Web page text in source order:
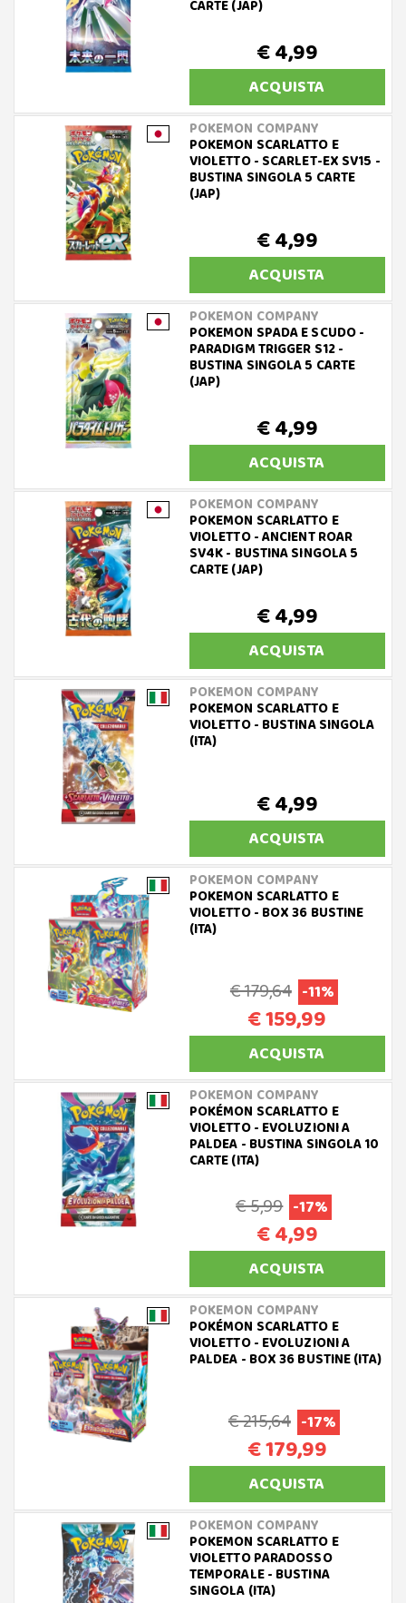
CARTE (JAP)
€ 4,99
ACQUISTA
POKEMON COMPANY
POKEMON SCARLATTO E
VIOLETTO - SCARLET-EX SV15 -
BUSTINA SINGOLA 5 CARTE
(JAP)
€ 4,99
ACQUISTA
POKEMON COMPANY
POKEMON SPADA E SCUDO -
PARADIGM TRIGGER S12 -
BUSTINA SINGOLA 5 CARTE
(JAP)
€ 4,99
ACQUISTA
POKEMON COMPANY
POKEMON SCARLATTO E
VIOLETTO - ANCIENT ROAR
SV4K - BUSTINA SINGOLA 5
CARTE (JAP)
€ 4,99
ACQUISTA
POKEMON COMPANY
POKEMON SCARLATTO E
VIOLETTO - BUSTINA SINGOLA
(ITA)
€ 4,99
ACQUISTA
POKEMON COMPANY
POKEMON SCARLATTO E
VIOLETTO - BOX 36 BUSTINE
(ITA)
€ 179,64 -11%
€ 159,99
ACQUISTA
POKEMON COMPANY
POKÉMON SCARLATTO E
VIOLETTO - EVOLUZIONI A
PALDEA - BUSTINA SINGOLA 10
CARTE (ITA)
€ 5,99 -17%
€ 4,99
ACQUISTA
POKEMON COMPANY
POKÉMON SCARLATTO E
VIOLETTO - EVOLUZIONI A
PALDEA - BOX 36 BUSTINE (ITA)
€ 215,64 -17%
€ 179,99
ACQUISTA
POKEMON COMPANY
POKEMON SCARLATTO E
VIOLETTO PARADOSSO
TEMPORALE - BUSTINA
SINGOLA (ITA)